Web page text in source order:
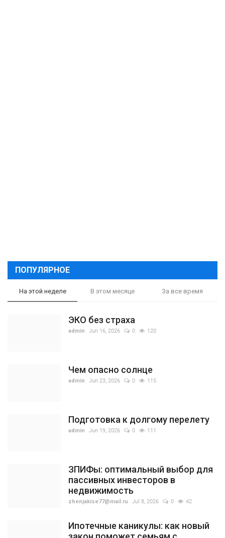
ПОПУЛЯРНОЕ
На этой неделе В этом месяце За все время
ЭКО без страха
admin Jun 16, 2026 0 120
Чем опасно солнце
admin Jun 23, 2026 0 115
Подготовка к долгому перелету
admin Jun 19, 2026 0 111
ЗПИФы: оптимальный выбор для
пассивных инвесторов в
недвижимость
zhenjakise77@mail.ru Jul 8, 2026 0 42
Ипотечные каникулы: как новый